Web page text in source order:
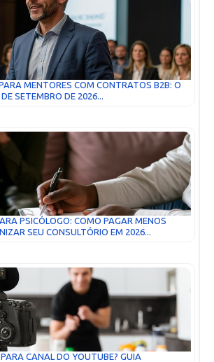
MENTORES COM CONTRATOS B2B: O
SETEMBRO DE 2026...
PSICÓLOGO: COMO PAGAR MENOS
SEU CONSULTÓRIO EM 2026...
CANAL DO YOUTUBE? GUIA